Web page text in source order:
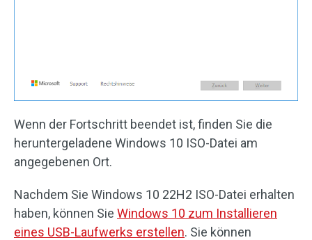
Wenn der Fortschritt beendet ist, finden Sie die
heruntergeladene Windows 10 ISO-Datei am
angegebenen Ort.
Nachdem Sie Windows 10 22H2 ISO-Datei erhalten
haben, können Sie Windows 10 zum Installieren
eines USB-Laufwerks erstellen. Sie können